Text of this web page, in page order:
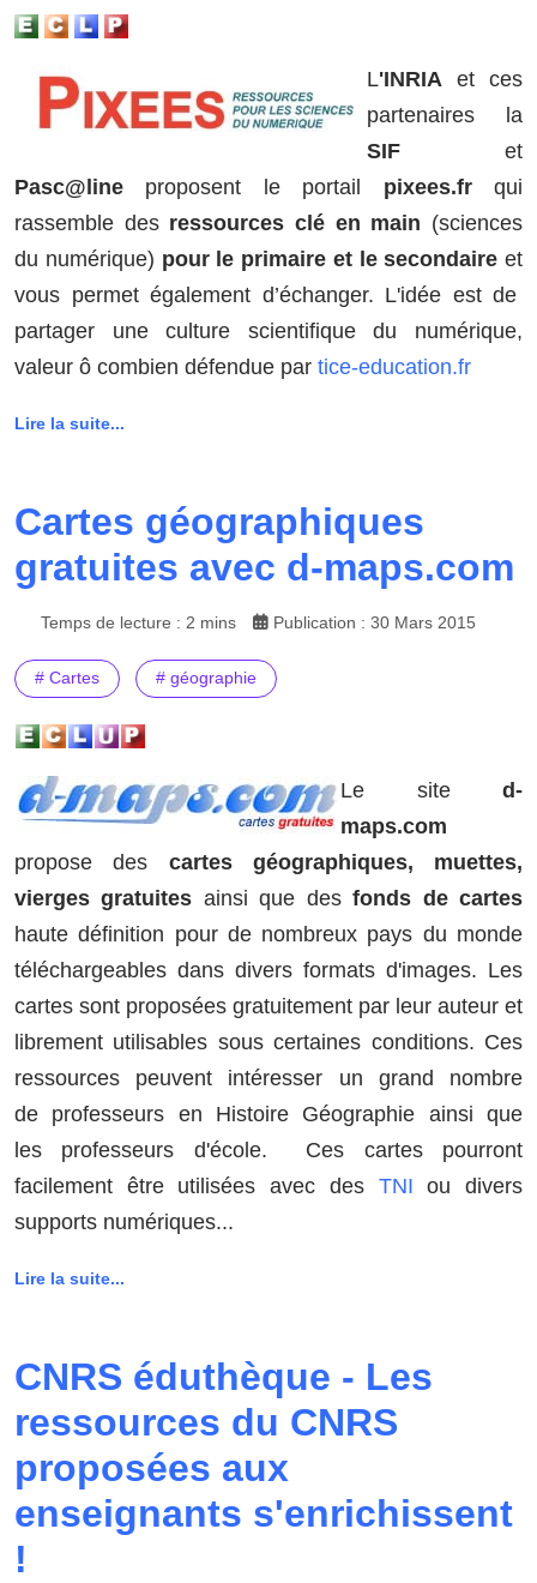
L'INRIA et ces
partenaires la
SIF et
Pasc@line proposent le portail pixees.frqui
rassemble des ressources clé en main (sciences
du numérique) pour le primaire et le secondaire et
vous permet également d’échanger. L'idée est de
partager une culture scientifique du numérique,
valeur ô combien défendue par tice-education.fr
Lire la suite...
Cartes géographiques
gratuites avec d-maps.com
Temps de lecture : 2 mins Publication : 30 Mars 2015
# Cartes # géographie
Le site d-
maps.com
propose des cartes géographiques, muettes,
vierges gratuites ainsi que desfonds de cartes
haute définition pour de nombreux pays du monde
téléchargeables dans divers formats d'images. Les
cartes sont proposées gratuitement par leur auteur et
librement utilisables sous certaines conditions. Ces
ressources peuvent intéresser un grand nombre
de professeurs en Histoire Géographie ainsi que
les professeurs d'école. Ces cartes pourront
facilement être utilisées avec des TNI ou divers
supports numériques...
Lire la suite...
CNRS éduthèque - Les
ressources du CNRS
proposées aux
enseignants s'enrichissent
!